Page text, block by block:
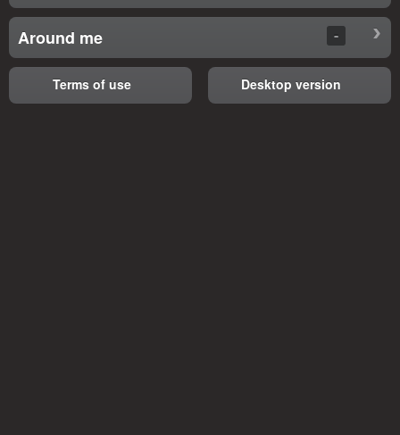
Around me -
Terms of use Desktop version